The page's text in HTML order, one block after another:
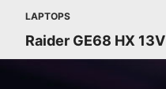
LAPTOPS
Raider GE68 HX 13V